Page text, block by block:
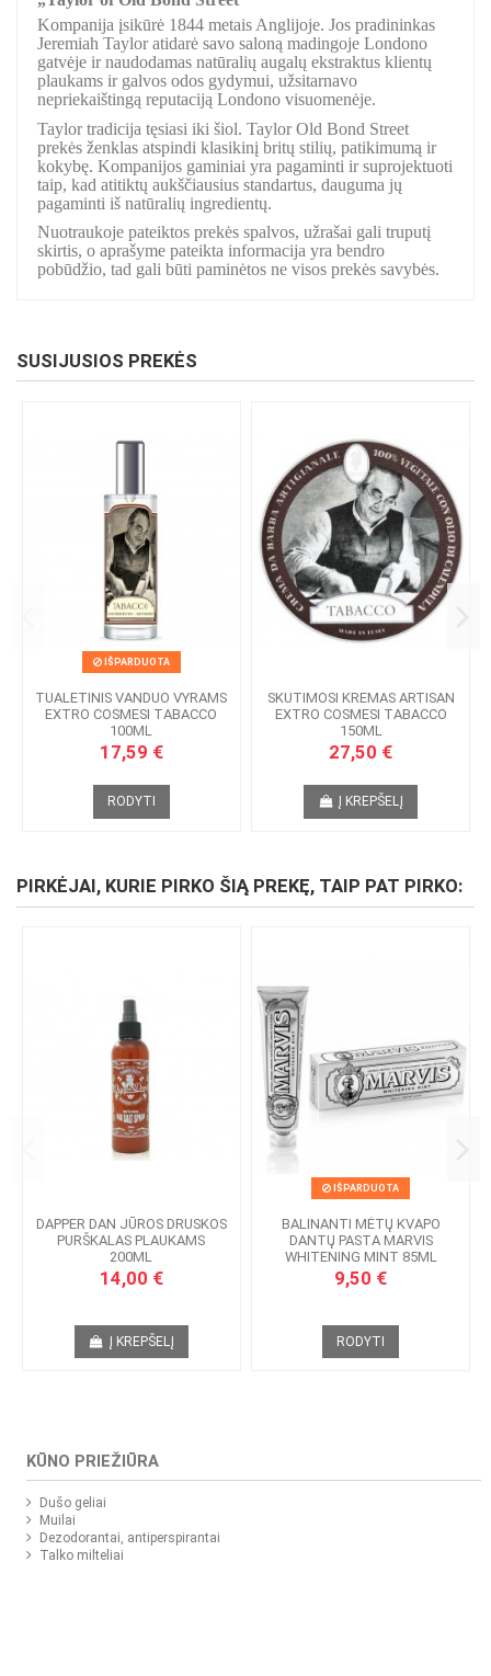
Kompanija įsikūrė 1844 metais Anglijoje. Jos pradininkas
Jeremiah Taylor atidarė savo saloną madingoje Londono
gatvėje ir naudodamas natūralių augalų ekstraktus klientų
plaukams ir galvos odos gydymui, užsitarnavo
nepriekaištingą reputaciją Londono visuomenėje.
Taylor tradicija tęsiasi iki šiol. Taylor Old Bond Street
prekės ženklas atspindi klasikinį britų stilių, patikimumą ir
kokybę. Kompanijos gaminiai yra pagaminti ir suprojektuoti
taip, kad atitiktų aukščiausius standartus, dauguma jų
pagaminti iš natūralių ingredientų.
Nuotraukoje pateiktos prekės spalvos, užrašai gali truputį
skirtis, o aprašyme pateikta informacija yra bendro
pobūdžio, tad gali būti paminėtos ne visos prekės savybės.
SUSIJUSIOS PREKĖS
IŠPARDUOTA
TUALETINIS VANDUO VYRAMS
EXTRO COSMESI TABACCO
100ML
17,59 €
RODYTI
SKUTIMOSI KREMAS ARTISAN
EXTRO COSMESI TABACCO
150ML
27,50 €
Į KREPŠELĮ
PIRKĖJAI, KURIE PIRKO ŠIĄ PREKĘ, TAIP PAT PIRKO:
DAPPER DAN JŪROS DRUSKOS
PURŠKALAS PLAUKAMS
200ML
14,00 €
Į KREPŠELĮ
IŠPARDUOTA
BALINANTI MĖTŲ KVAPO
DANTŲ PASTA MARVIS
WHITENING MINT 85ML
9,50 €
RODYTI
KŪNO PRIEŽIŪRA
Dušo geliai
Muilai
Dezodorantai, antiperspirantai
Talko milteliai